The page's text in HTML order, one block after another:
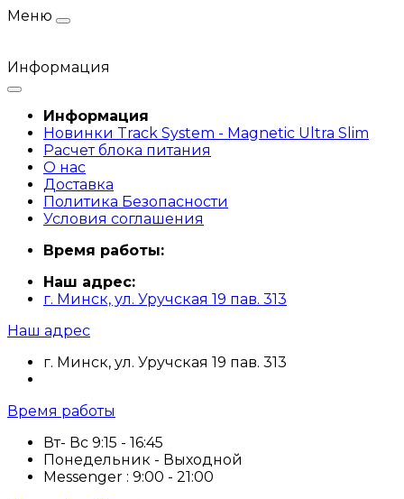
Меню
Информация
Информация
Новинки Track System - Magnetic Ultra Slim
Расчет блока питания
О нас
Доставка
Политика Безопасности
Условия соглашения
Время работы:
Наш адрес:
г. Минск, ул. Уручская 19 пав. 313
Наш адрес
г. Минск, ул. Уручская 19 пав. 313
Время работы
Вт- Вс 9:15 - 16:45
Понедельник - Выходной
Messenger : 9:00 - 21:00